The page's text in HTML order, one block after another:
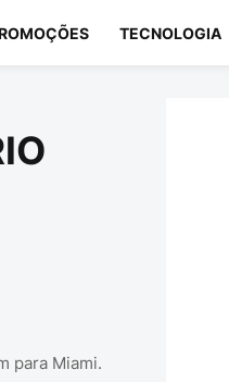
TECNOLOGIA
para Miami.